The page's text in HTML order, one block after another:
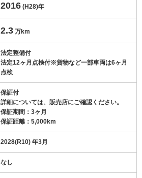
2016 (H28)年
2.3 万km
法定整備付
法定12ヶ月点検付※貨物など一部車両は6ヶ月
点検
保証付
詳細については、販売店にご確認ください。
保証期間：3ヶ月
保証距離：5,000km
2028(R10) 年3月
なし